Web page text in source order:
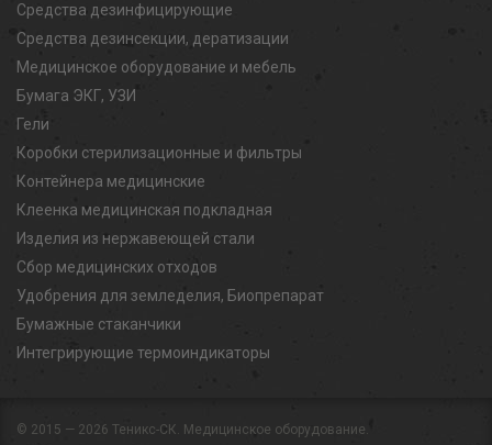
Средства дезинфицирующие
Средства дезинсекции, дератизации
Медицинское оборудование и мебель
Бумага ЭКГ, УЗИ
Гели
Коробки стерилизационные и фильтры
Контейнера медицинские
Клеенка медицинская подкладная
Изделия из нержавеющей стали
Сбор медицинских отходов
Удобрения для земледелия, Биопрепарат
Бумажные стаканчики
Интегрирующие термоиндикаторы
© 2015 — 2026 Теникс-СК. Медицинское оборудование.